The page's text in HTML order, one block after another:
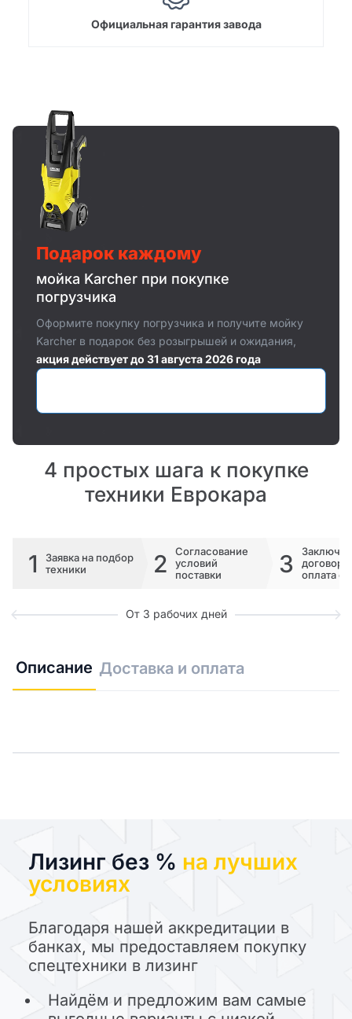
Официальная гарантия завода
Подарок каждому
мойка Karcher при покупке
погрузчика
Оформите покупку погрузчика и получите мойку
Karcher в подарок без розыгрышей и ожидания,
акция действует до 31 августа 2026 года
4 простых шага к покупке
техники Еврокара
1
Заявка на подбор
техники
2
Согласование
условий
поставки
3
договора
оплата
От 3 рабочих дней
Описание Доставка и оплата
Лизинг без % на лучших
условиях
Благодаря нашей аккредитации в
банках, мы предоставляем покупку
спецтехники в лизинг
Найдём и предложим вам самые